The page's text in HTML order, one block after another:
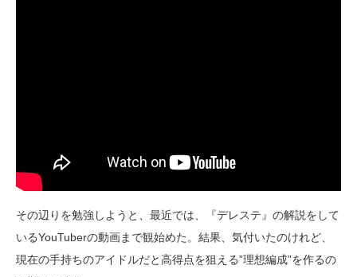
その辺りを勉強しようと、最近では、『デレステ』の解説をして
いるYouTuberの動画まで観始めた。結果、気付いたのけれど、
現在の手持ちのアイドルだと高得点を狙える”理想編成”を作るの